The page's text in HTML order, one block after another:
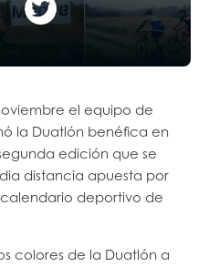
el equipo de
la Duatlón benéfica en
edición que se
distancia apuesta por
deportivo de
colores de la Duatlón a